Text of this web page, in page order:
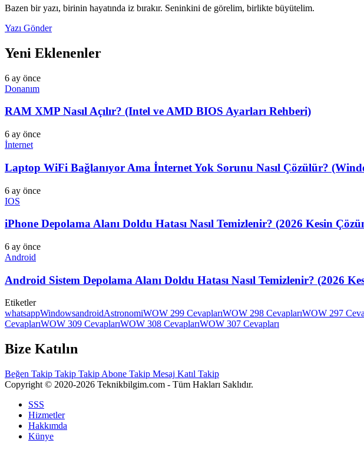
Bazen bir yazı, birinin hayatında iz bırakır. Seninkini de görelim, birlikte büyütelim.
Yazı Gönder
Yeni Eklenenler
6 ay önce
Donanım
RAM XMP Nasıl Açılır? (Intel ve AMD BIOS Ayarları Rehberi)
6 ay önce
İnternet
Laptop WiFi Bağlanıyor Ama İnternet Yok Sorunu Nasıl Çözülür?
6 ay önce
IOS
iPhone Depolama Alanı Doldu Hatası Nasıl Temizlenir? (2026 Kesin
6 ay önce
Android
Android Sistem Depolama Alanı Doldu Hatası Nasıl Temizlenir? (2026
Etiketler
whatsappWindowsandroidAstronomiWOW 299 CevaplarıWOW 298 CevaplarıWOW 297
CevaplarıWOW 309 CevaplarıWOW 308 CevaplarıWOW 307 Cevapları
Bize Katılın
Beğen Takip Takip Takip Abone Takip Mesaj Katıl Takip
Copyright © 2020-2026 Teknikbilgim.com - Tüm Hakları Saklıdır.
SSS
Hizmetler
Hakkımda
Künye